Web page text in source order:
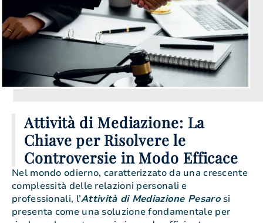
Attività di Mediazione: La
Chiave per Risolvere le
Controversie in Modo Efficace
Nel mondo odierno, caratterizzato da una crescente
complessità delle relazioni personali e
professionali, l’Attività di Mediazione Pesarosi
presenta come una soluzione fondamentale per